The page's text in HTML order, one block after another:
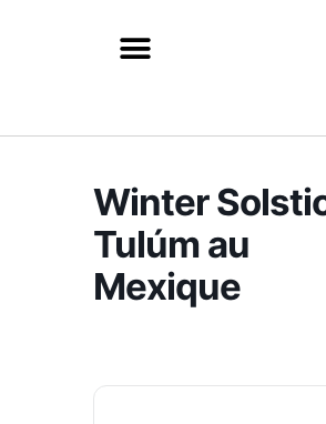
Winter
Tulúm au
Mexique